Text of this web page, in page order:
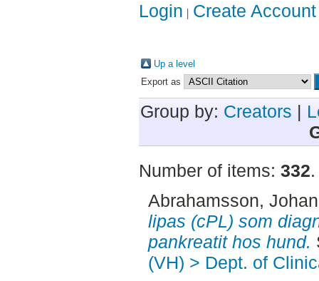
Login Create Account
Up a level
Export as
Group by: Creators |
Number of items: 332.
Abrahamsson,
lipas (cPL) som
pankreatit hos hund.
(VH) > Dept. of